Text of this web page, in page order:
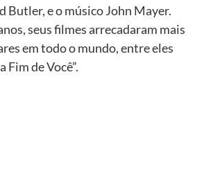
Butler, e o músico John Mayer.
seus filmes arrecadaram mais
em todo o mundo, entre eles
Fim de Você”.